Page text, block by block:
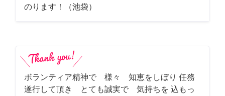
のります！（池袋）
ボランティア精神で 様々 知恵をしぼり 任務
遂行して頂き とても誠実で 気持ちを 込もっ